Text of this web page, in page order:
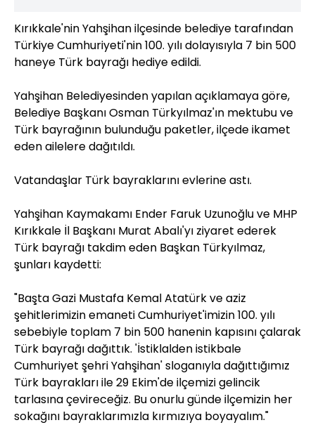
Kırıkkale'nin Yahşihan ilçesinde belediye tarafından
Türkiye Cumhuriyeti'nin 100. yılı dolayısıyla 7 bin 500
haneye Türk bayrağı hediye edildi.
Yahşihan Belediyesinden yapılan açıklamaya göre,
Belediye Başkanı Osman Türkyılmaz'ın mektubu ve
Türk bayrağının bulunduğu paketler, ilçede ikamet
eden ailelere dağıtıldı.
Vatandaşlar Türk bayraklarını evlerine astı.
Yahşihan Kaymakamı Ender Faruk Uzunoğlu ve MHP
Kırıkkale İl Başkanı Murat Abalı'yı ziyaret ederek
Türk bayrağı takdim eden Başkan Türkyılmaz,
şunları kaydetti:
"Başta Gazi Mustafa Kemal Atatürk ve aziz
şehitlerimizin emaneti Cumhuriyet'imizin 100. yılı
sebebiyle toplam 7 bin 500 hanenin kapısını çalarak
Türk bayrağı dağıttık. 'İstiklalden istikbale
Cumhuriyet şehri Yahşihan' sloganıyla dağıttığımız
Türk bayrakları ile 29 Ekim'de ilçemizi gelincik
tarlasına çevireceğiz. Bu onurlu günde ilçemizin her
sokağını bayraklarımızla kırmızıya boyayalım."